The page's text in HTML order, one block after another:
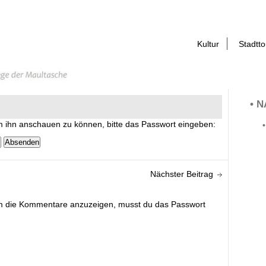
Kultur
•
ihn anschauen zu können, bitte das Passwort eingeben:
Nächster Beitrag
die Kommentare anzuzeigen, musst du das Passwort